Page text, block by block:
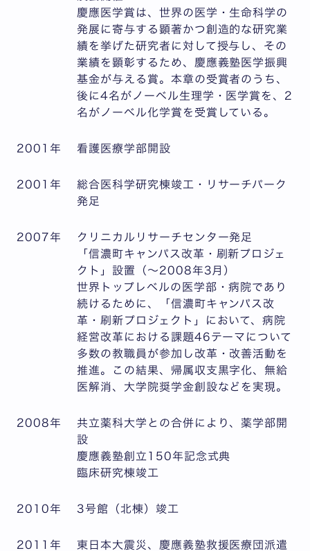
慶應医学賞は、世界の医学・生命科学の
発展に寄与する顕著かつ創造的な研究業
績を挙げた研究者に対して授与し、その
業績を顕彰するため、慶應義塾医学振興
基金が与える賞。本章の受賞者のうち、
後に4名がノーベル生理学・医学賞を、2
名がノーベル化学賞を受賞している。
2001年 看護医療学部開設
2001年
総合医科学研究棟竣工・リサーチパーク
発足
2007年
クリニカルリサーチセンター発足
「信濃町キャンパス改革・刷新プロジェ
クト」設置（～2008年3月）
世界トップレベルの医学部・病院であり
続けるために、「信濃町キャンパス改
革・刷新プロジェクト」において、病院
経営改革における課題46テーマについて
多数の教職員が参加し改革・改善活動を
推進。この結果、帰属収支黒字化、無給
医解消、大学院奨学金創設などを実現。
2008年
共立薬科大学との合併により、薬学部開
設
慶應義塾創立150年記念式典
臨床研究棟竣工
2010年 3号館（北棟）竣工
2011年
東日本大震災、慶應義塾救援医療団派遣